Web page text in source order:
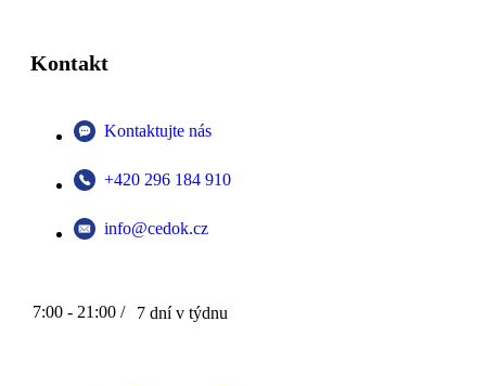
Kontakt
Kontaktujte nás
+420 296 184 910
info@cedok.cz
7:00 - 21:00 / 7 dní v týdnu